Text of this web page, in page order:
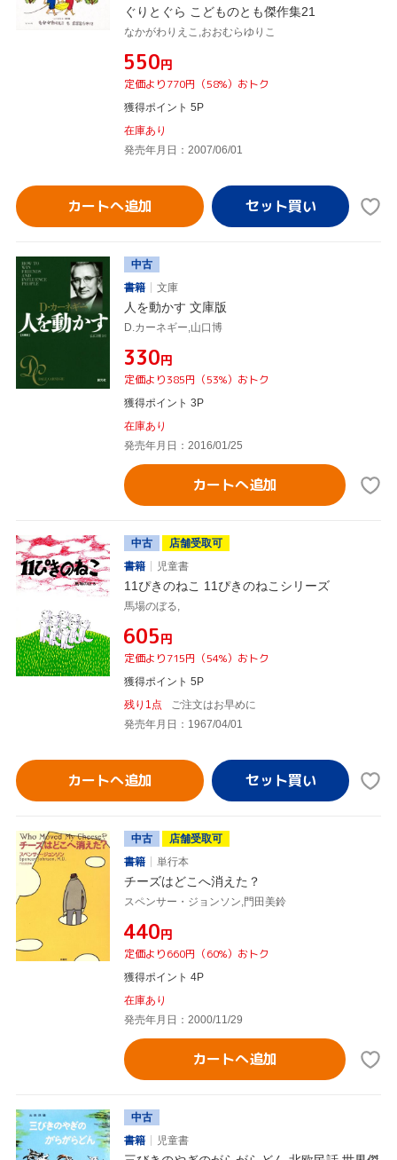
ぐりとぐら こどものとも傑作集21
なかがわりえこ,おおむらゆりこ
¥550円
定価より770円（58%）おトク
獲得ポイント 5P
在庫あり
発売年月日：2007/06/01
カートへ追加
中古
書籍
文庫
人を動かす 文庫版
D.カーネギー,山口博
¥330円
定価より385円（53%）おトク
獲得ポイント 3P
在庫あり
発売年月日：2016/01/25
カートへ追加
中古
店舗受取可
書籍
児童書
11ぴきのねこ 11ぴきのねこシリーズ
馬場のぼる,
¥605円
定価より715円（54%）おトク
獲得ポイント 5P
残り1点
ご注文はお早めに
発売年月日：1967/04/01
カートへ追加
中古
店舗受取可
書籍
単行本
チーズはどこへ消えた？
スペンサー・ジョンソン,門田美鈴
¥440円
定価より660円（60%）おトク
獲得ポイント 4P
在庫あり
発売年月日：2000/11/29
カートへ追加
中古
書籍
児童書